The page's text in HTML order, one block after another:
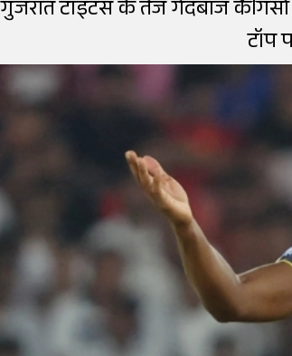
गुजरात टाइटंस के तेज गेंदबाज
टॉप